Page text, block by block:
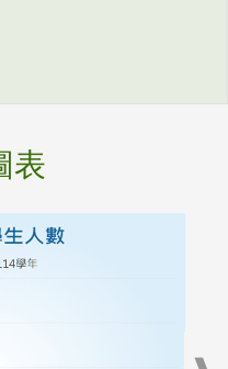
表